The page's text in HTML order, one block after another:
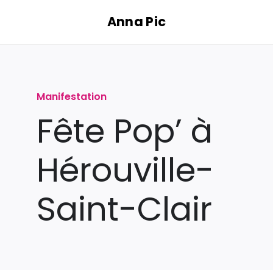
contenu
Anna Pic
Manifestation
Fête Pop’ à
Hérouville-
Saint-Clair